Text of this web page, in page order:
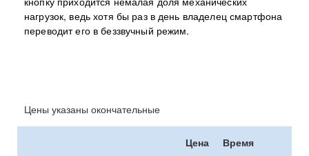
нагрузок, ведь хотя бы раз в день владелец смартфона
переводит его в беззвучный режим.
Цены указаны окончательные
Цена
Время